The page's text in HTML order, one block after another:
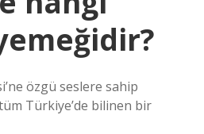
özgü seslere sahip
Türkiye’de bilinen bir